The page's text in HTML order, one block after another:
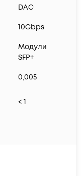
DAC
10Gbps
Модули
SFP+
0,005
< 1